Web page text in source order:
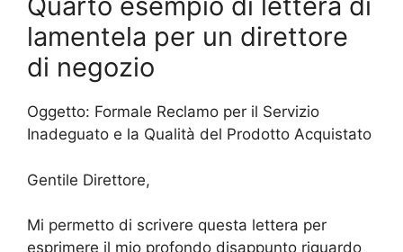
lamentela per un direttore
di negozio
Oggetto: Formale Reclamo per il Servizio
Inadeguato e la Qualità del Prodotto Acquistato
Gentile Direttore,
Mi permetto di scrivere questa lettera per
esprimere il mio profondo disappunto riguardo